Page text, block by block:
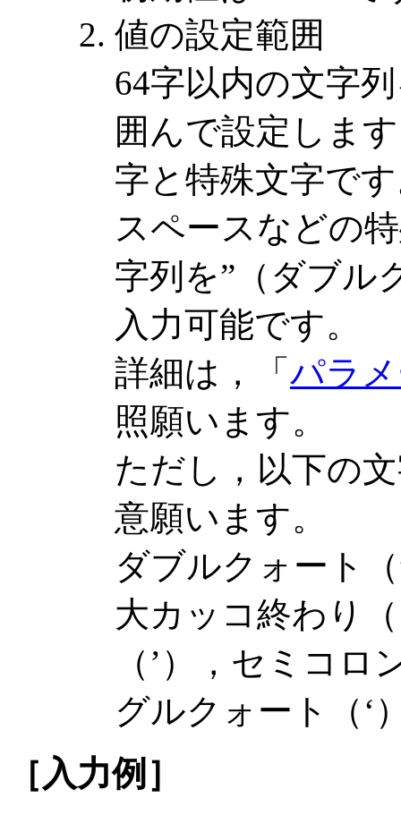
値の設定範囲
64字以内の文字
囲んで設定しま
字と特殊文字で
スペースなどの
字列を”（ダブル
入力可能です。
詳細は，「 パラ
照願います。
ただし，以下の
意願います。
ダブルクォート
大カッコ終わり
（’），セミコ
グルクォート（‘
［入力例］